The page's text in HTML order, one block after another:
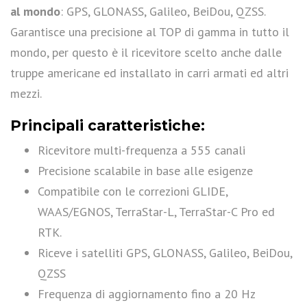
al mondo: GPS, GLONASS, Galileo, BeiDou, QZSS.
Garantisce una precisione al TOP di gamma in tutto il
mondo, per questo è il ricevitore scelto anche dalle
truppe americane ed installato in carri armati ed altri
mezzi.
Principali caratteristiche:
Ricevitore multi-frequenza a 555 canali
Precisione scalabile in base alle esigenze
Compatibile con le correzioni GLIDE,
WAAS/EGNOS, TerraStar-L, TerraStar-C Pro ed
RTK.
Riceve i satelliti GPS, GLONASS, Galileo, BeiDou,
QZSS
Frequenza di aggiornamento fino a 20 Hz